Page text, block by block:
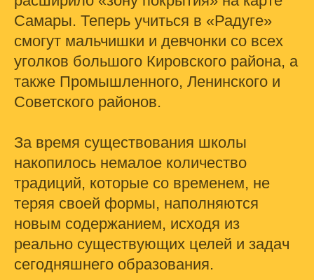
Самары. Теперь учиться в «Радуге»
смогут мальчишки и девчонки со всех
уголков большого Кировского района, а
также Промышленного, Ленинского и
Советского районов.
За время существования школы
накопилось немалое количество
традиций, которые со временем, не
теряя своей формы, наполняются
новым содержанием, исходя из
реально существующих целей и задач
сегодняшнего образования.